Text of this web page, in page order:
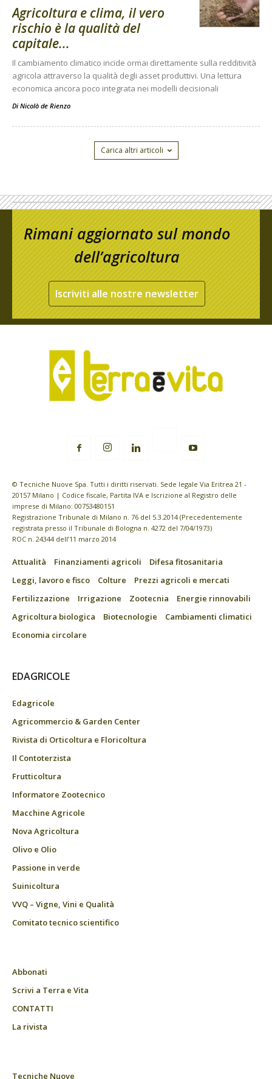
Agricoltura e clima, il vero
rischio è la qualità del
capitale...
Il cambiamento climatico incide ormai direttamente sulla redditività
agricola attraverso la qualità degli asset produttivi. Una lettura
economica ancora poco integrata nei modelli decisionali
Di Nicolò de Rienzo
Carica altri articoli
Rimani aggiornato sul mondo
dell’agricoltura
Iscriviti alle nostre newsletter
© Tecniche Nuove Spa. Tutti i diritti riservati. Sede legale Via Eritrea 21 -
20157 Milano | Codice fiscale, Partita IVA e Iscrizione al Registro delle
imprese di Milano: 00753480151
Registrazione Tribunale di Milano n. 76 del 5.3.2014 (Precedentemente
registrata presso il Tribunale di Bologna n. 4272 del 7/04/1973)
ROC n. 24344 dell’11 marzo 2014
Attualità Finanziamenti agricoli
Difesa fitosanitaria
Leggi, lavoro e fisco
Colture
Prezzi agricoli e mercati
Fertilizzazione
Irrigazione Zootecnia
Energie rinnovabili
Agricoltura biologica
Biotecnologie
Cambiamenti climatici
Economia circolare
EDAGRICOLE
Edagricole
Agricommercio & Garden Center
Rivista di Orticoltura e Floricoltura
Il Contoterzista
Frutticoltura
Informatore Zootecnico
Macchine Agricole
Nova Agricoltura
Olivo e Olio
Passione in verde
Suinicoltura
VVQ – Vigne, Vini e Qualità
Comitato tecnico scientifico
Abbonati
Scrivi a Terra e Vita
CONTATTI
La rivista
Tecniche Nuove